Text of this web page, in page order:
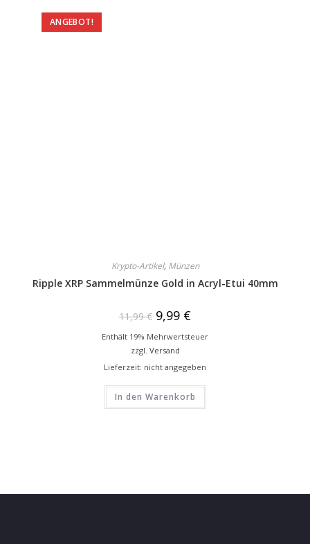
ANGEBOT!
Krypto-Artikel, Münzen
Ripple XRP Sammelmünze Gold in Acryl-Etui 40mm
11,99€ 9,99 €
Enthält 19% Mehrwertsteuer
zzgl. Versand
Lieferzeit: nicht angegeben
In den Warenkorb